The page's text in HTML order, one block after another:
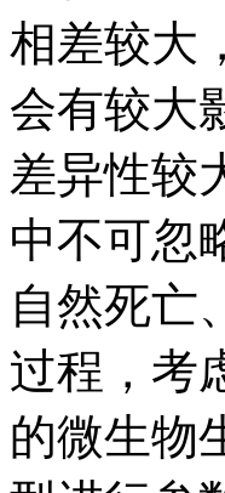
相差较大
会有较大
差异性较
中不可忽
自然死亡
过程，考
的微生物